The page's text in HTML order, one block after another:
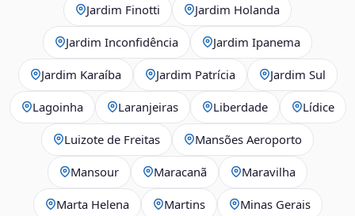
Jardim Finotti Jardim Holanda
Jardim Inconfidência Jardim Ipanema
Jardim Karaíba Jardim Patrícia Jardim Sul
Lagoinha Laranjeiras Liberdade Lídice
Luizote de Freitas Mansões Aeroporto
Mansour Maracanã Maravilha
Marta Helena Martins Minas Gerais